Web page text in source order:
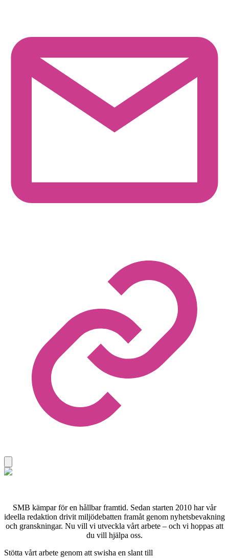
SMB kämpar för en hållbar framtid. Sedan starten 2010 har vår
ideella redaktion drivit miljödebatten framåt genom nyhetsbevakning
och granskningar. Nu vill vi utveckla vårt arbete – och vi hoppas att
du vill hjälpa oss.
Stötta vårt arbete genom att swisha en slant till